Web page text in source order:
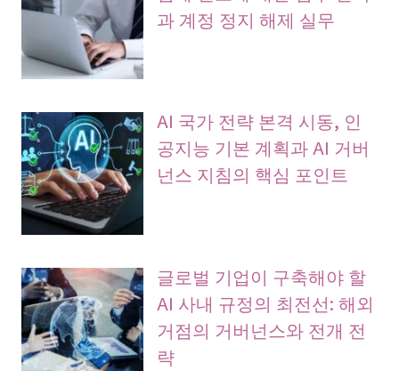
과 계정 정지 해제 실무
AI 국가 전략 본격 시동, 인
공지능 기본 계획과 AI 거버
넌스 지침의 핵심 포인트
글로벌 기업이 구축해야 할
AI 사내 규정의 최전선: 해외
거점의 거버넌스와 전개 전
략